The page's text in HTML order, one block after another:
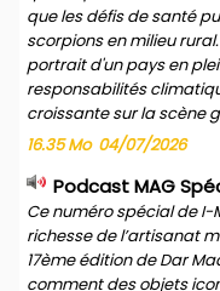
que les défis de santé
scorpions en milieu
portrait d'un pays en
responsabilités
croissante sur la scène
16.35 Mo 04/07/2026
Podcast MAG
Ce numéro spécial de
richesse de l’artisanat
17ème édition de Dar
comment des objets